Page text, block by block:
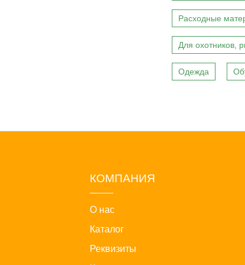
Расходные
Для охотников,
Одежда
КОМПАНИЯ
О нас
Каталог
Реквизиты